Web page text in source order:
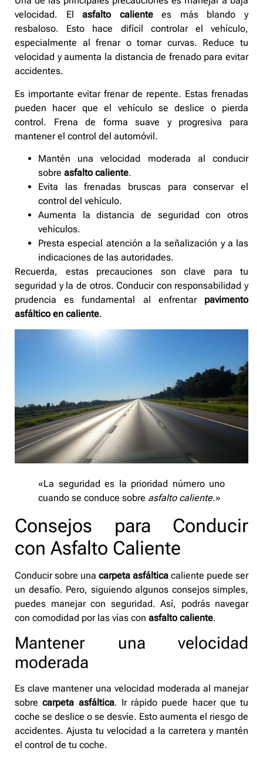
velocidad. Elasfalto calientees más blando y
resbaloso. Esto hace difícil controlar el vehículo,
especialmente al frenar o tomar curvas. Reduce tu
velocidad y aumenta la distancia de frenado para evitar
accidentes.
Es importante evitar frenar de repente. Estas frenadas
pueden hacer que el vehículo se deslice o pierda
control. Frena de forma suave y progresiva para
mantener el control del automóvil.
Mantén una velocidad moderada al conducir
sobre asfalto caliente.
Evita las frenadas bruscas para conservar el
control del vehículo.
Aumenta la distancia de seguridad con otros
vehículos.
Presta especial atención a la señalización y a las
indicaciones de las autoridades.
Recuerda, estas precauciones son clave para tu
seguridad y la de otros. Conducir con responsabilidad y
prudencia es fundamental al enfrentar pavimento
asfáltico en caliente.
«La seguridad es la prioridad número uno
cuando se conduce sobre asfalto caliente.»
Consejos para Conducir
con Asfalto Caliente
Conducir sobre una carpeta asfáltica caliente puede ser
un desafío. Pero, siguiendo algunos consejos simples,
puedes manejar con seguridad. Así, podrás navegar
con comodidad por las vías con asfalto caliente.
Mantener una velocidad
moderada
Es clave mantener una velocidad moderada al manejar
sobrecarpeta asfáltica. Ir rápido puede hacer que tu
coche se deslice o se desvíe. Esto aumenta el riesgo de
accidentes. Ajusta tu velocidad a la carretera y mantén
el control de tu coche.